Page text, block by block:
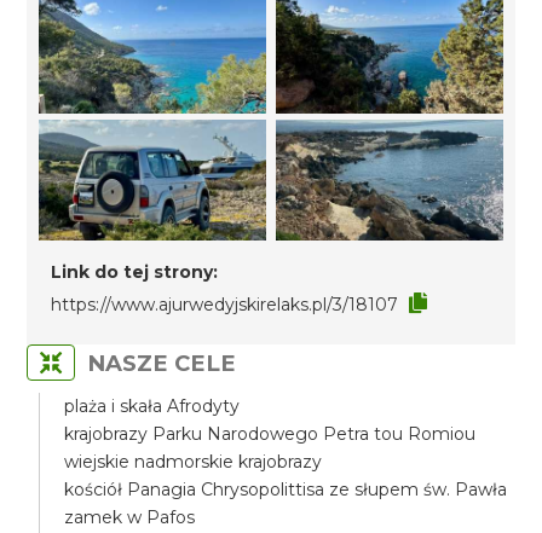
Link do tej strony:
https://www.ajurwedyjskirelaks.pl/3/18107
NASZE CELE
plaża i skała Afrodyty
krajobrazy Parku Narodowego Petra tou Romiou
wiejskie nadmorskie krajobrazy
kościół Panagia Chrysopolittisa ze słupem św. Pawła
zamek w Pafos